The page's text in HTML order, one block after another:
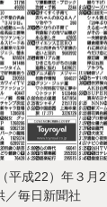
平成22）年３月
／毎日新聞社